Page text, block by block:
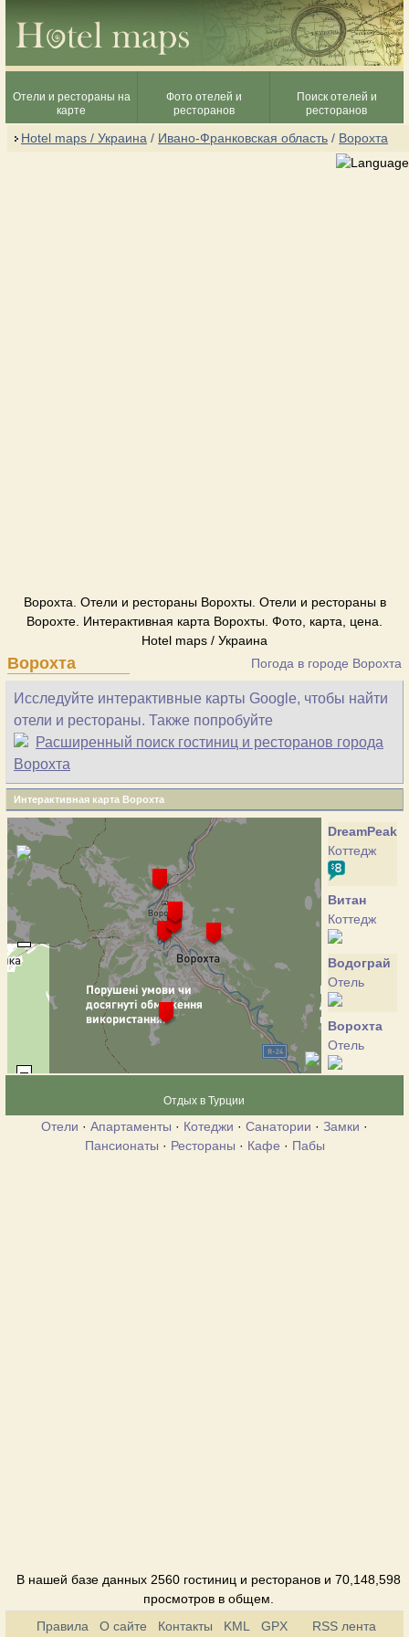
Отели и рестораны на
карте
Фото отелей и
ресторанов
Поиск отелей и
ресторанов
Hotel maps / Украина / Ивано-Франковская область / Ворохта
Ворохта. Отели и рестораны Ворохты. Отели и рестораны в
Ворохте. Интерактивная карта Ворохты. Фото, карта, цена.
Hotel maps / Украина
Ворохта Погода в городе Ворохта
Исследуйте интерактивные карты Google, чтобы найти
отели и рестораны. Также попробуйте
Расширенный поиск гостиниц и ресторанов города
Ворохта
Интерактивная карта Ворохта
DreamPeak
Коттедж
Витан
Коттедж
Водограй
Отель
Ворохта
Отель
Отдых в Турции
Отели · Апартаменты · Котеджи · Санатории · Замки ·
Пансионаты · Рестораны · Кафе · Пабы
В нашей базе данных 2560 гостиниц и ресторанов и 70,148,598
просмотров в общем.
Правила
О сайте Контакты KML GPX RSS лента